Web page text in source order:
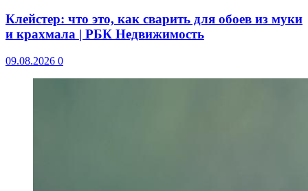
Клейстер: что это, как сварить для обоев из муки
и крахмала | РБК Недвижимость
09.08.2026 0